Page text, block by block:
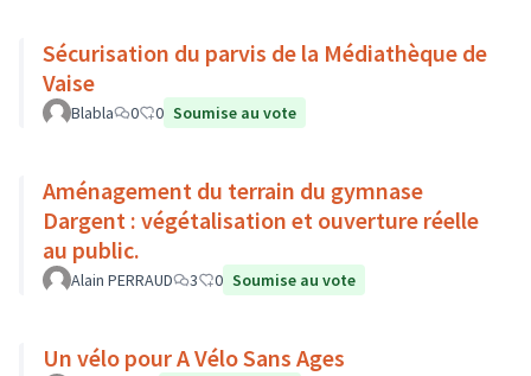
Sécurisation du parvis de la Médiathèque de
Vaise
Blabla 0 0 Soumise au vote
Aménagement du terrain du gymnase
Dargent : végétalisation et ouverture réelle
au public.
Alain PERRAUD 3 0 Soumise au vote
Un vélo pour A Vélo Sans Ages